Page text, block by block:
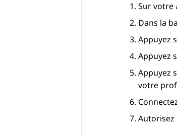
Sur votre
Dans la
Appuyez
Appuyez
Appuyez
votre
Autorisez